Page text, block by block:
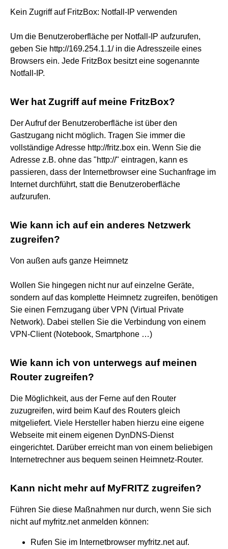
Kein Zugriff auf FritzBox: Notfall-IP verwenden
Um die Benutzeroberfläche per Notfall-IP aufzurufen,
geben Sie http://169.254.1.1/ in die Adresszeile eines
Browsers ein. Jede FritzBox besitzt eine sogenannte
Notfall-IP.
Wer hat Zugriff auf meine FritzBox?
Der Aufruf der Benutzeroberfläche ist über den
Gastzugang nicht möglich. Tragen Sie immer die
vollständige Adresse http://fritz.box ein. Wenn Sie die
Adresse z.B. ohne das "http://" eintragen, kann es
passieren, dass der Internetbrowser eine Suchanfrage im
Internet durchführt, statt die Benutzeroberfläche
aufzurufen.
Wie kann ich auf ein anderes Netzwerk
zugreifen?
Von außen aufs ganze Heimnetz
Wollen Sie hingegen nicht nur auf einzelne Geräte,
sondern auf das komplette Heimnetz zugreifen, benötigen
Sie einen Fernzugang über VPN (Virtual Private
Network). Dabei stellen Sie die Verbindung von einem
VPN-Client (Notebook, Smartphone …)
Wie kann ich von unterwegs auf meinen
Router zugreifen?
Die Möglichkeit, aus der Ferne auf den Router
zuzugreifen, wird beim Kauf des Routers gleich
mitgeliefert. Viele Hersteller haben hierzu eine eigene
Webseite mit einem eigenen DynDNS-Dienst
eingerichtet. Darüber erreicht man von einem beliebigen
Internetrechner aus bequem seinen Heimnetz-Router.
Kann nicht mehr auf MyFRITZ zugreifen?
Führen Sie diese Maßnahmen nur durch, wenn Sie sich
nicht auf myfritz.net anmelden können:
Rufen Sie im Internetbrowser myfritz.net auf.